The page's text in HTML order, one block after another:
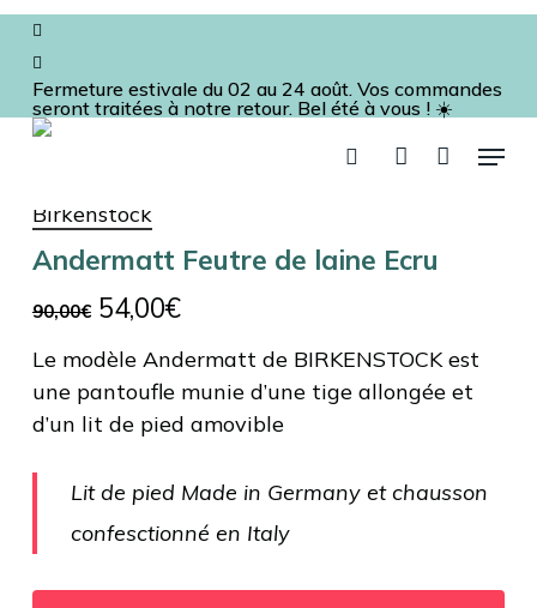
Skip
main
content
facebook
instagram
Fermeture estivale du 02 au 24 août. Vos commandes
seront traitées à notre retour. Bel été à vous ! ☀️
rechercheaccountMenu
panier
Augustine
Andermatt Feutre de
Birkenstock
Andermatt Feutre de laine Ecru
90,00€ Le
prix
initial
était :
54,00€Le
prix
actuel
est :
Le modèle Andermatt de BIRKENSTOCK est
une pantoufle munie d’une tige allongée et
d’un lit de pied amovible
Lit de pied Made in Germany et chausson
confesctionné en Italy